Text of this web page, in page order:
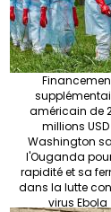
américain de
millions USD
Washington
l'Ouganda
rapidité et sa
dans la lutte
virus Ebola